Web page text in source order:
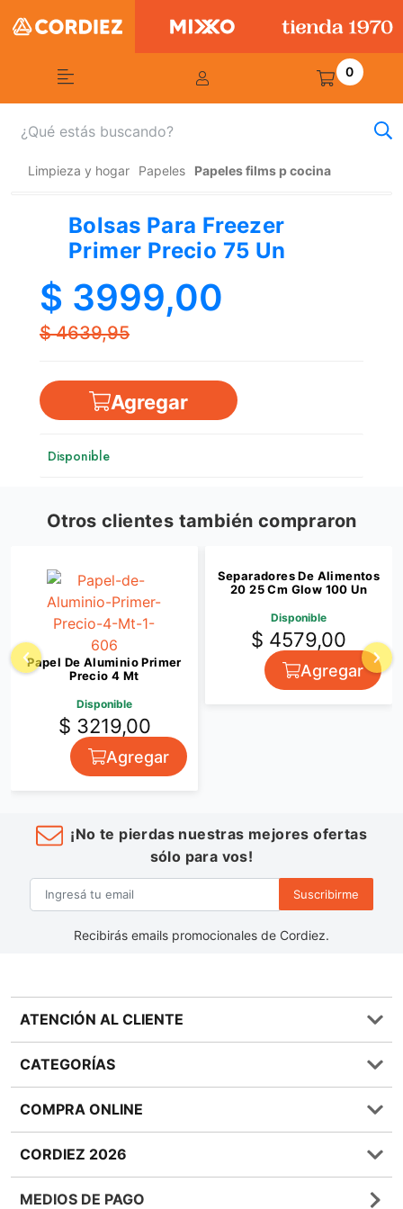
0
Limpieza y hogar Papeles Papeles films p cocina
Bolsas Para Freezer
Primer Precio 75 Un
$ 3999,00
$ 4639,95
Agregar
Disponible
Otros clientes también compraron
Papel De Aluminio Primer
Precio 4 Mt
Disponible
$ 3219,00
Agregar
Separadores De Alimentos
20 25 Cm Glow 100 Un
Disponible
$ 4579,00
Agregar
¡No te pierdas nuestras mejores ofertas
sólo para vos!
Suscribirme
Recibirás emails promocionales de Cordiez.
ATENCIÓN AL CLIENTE
Preguntas frecuentes
0810 555 1970
Términos y condiciones
Política de Devoluciones
Bases y Condiciones de Sorteos
CATEGORÍAS
Bebidas
Lácteos
COMPRA ONLINE
Métodos de entrega
CORDIEZ 2026
MEDIOS DE PAGO